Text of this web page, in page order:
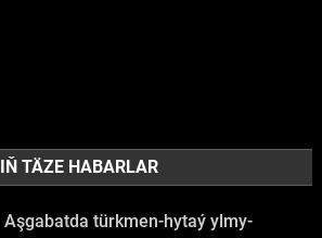
IŇ TÄZE HABARLAR
Aşgabatda türkmen-hytaý ylmy-